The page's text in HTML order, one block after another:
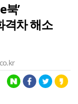
’
격차 해소